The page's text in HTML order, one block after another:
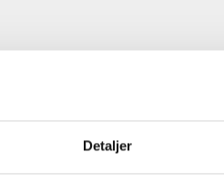
Detaljer
For at se denne video, skal du